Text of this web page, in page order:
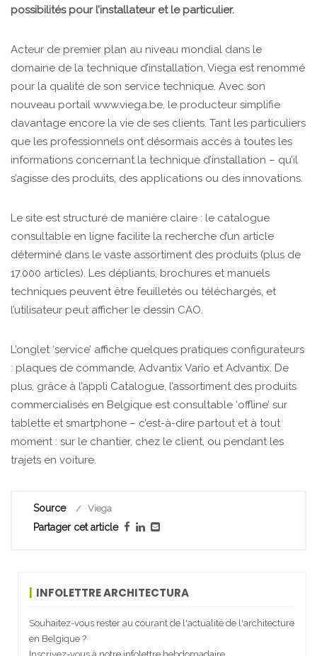
possibilités pour l’installateur et le particulier.
Acteur de premier plan au niveau mondial dans le
domaine de la technique d’installation, Viega est renommé
pour la qualité de son service technique. Avec son
nouveau portail www.viega.be, le producteur simplifie
davantage encore la vie de ses clients. Tant les particuliers
que les professionnels ont désormais accès à toutes les
informations concernant la technique d’installation – qu’il
s’agisse des produits, des applications ou des innovations.
Le site est structuré de manière claire : le catalogue
consultable en ligne facilite la recherche d’un article
déterminé dans le vaste assortiment des produits (plus de
17.000 articles). Les dépliants, brochures et manuels
techniques peuvent être feuilletés ou téléchargés, et
l’utilisateur peut afficher le dessin CAO.
L’onglet ‘service’ affiche quelques pratiques configurateurs
: plaques de commande, Advantix Vario et Advantix. De
plus, grâce à l’appli Catalogue, l’assortiment des produits
commercialisés en Belgique est consultable ‘offline’ sur
tablette et smartphone – c’est-à-dire partout et à tout
moment : sur le chantier, chez le client, ou pendant les
trajets en voiture.
Source Viega
Partager cet article
INFOLETTRE ARCHITECTURA
Souhaitez-vous rester au courant de l'actualité de l'architecture
en Belgique ?